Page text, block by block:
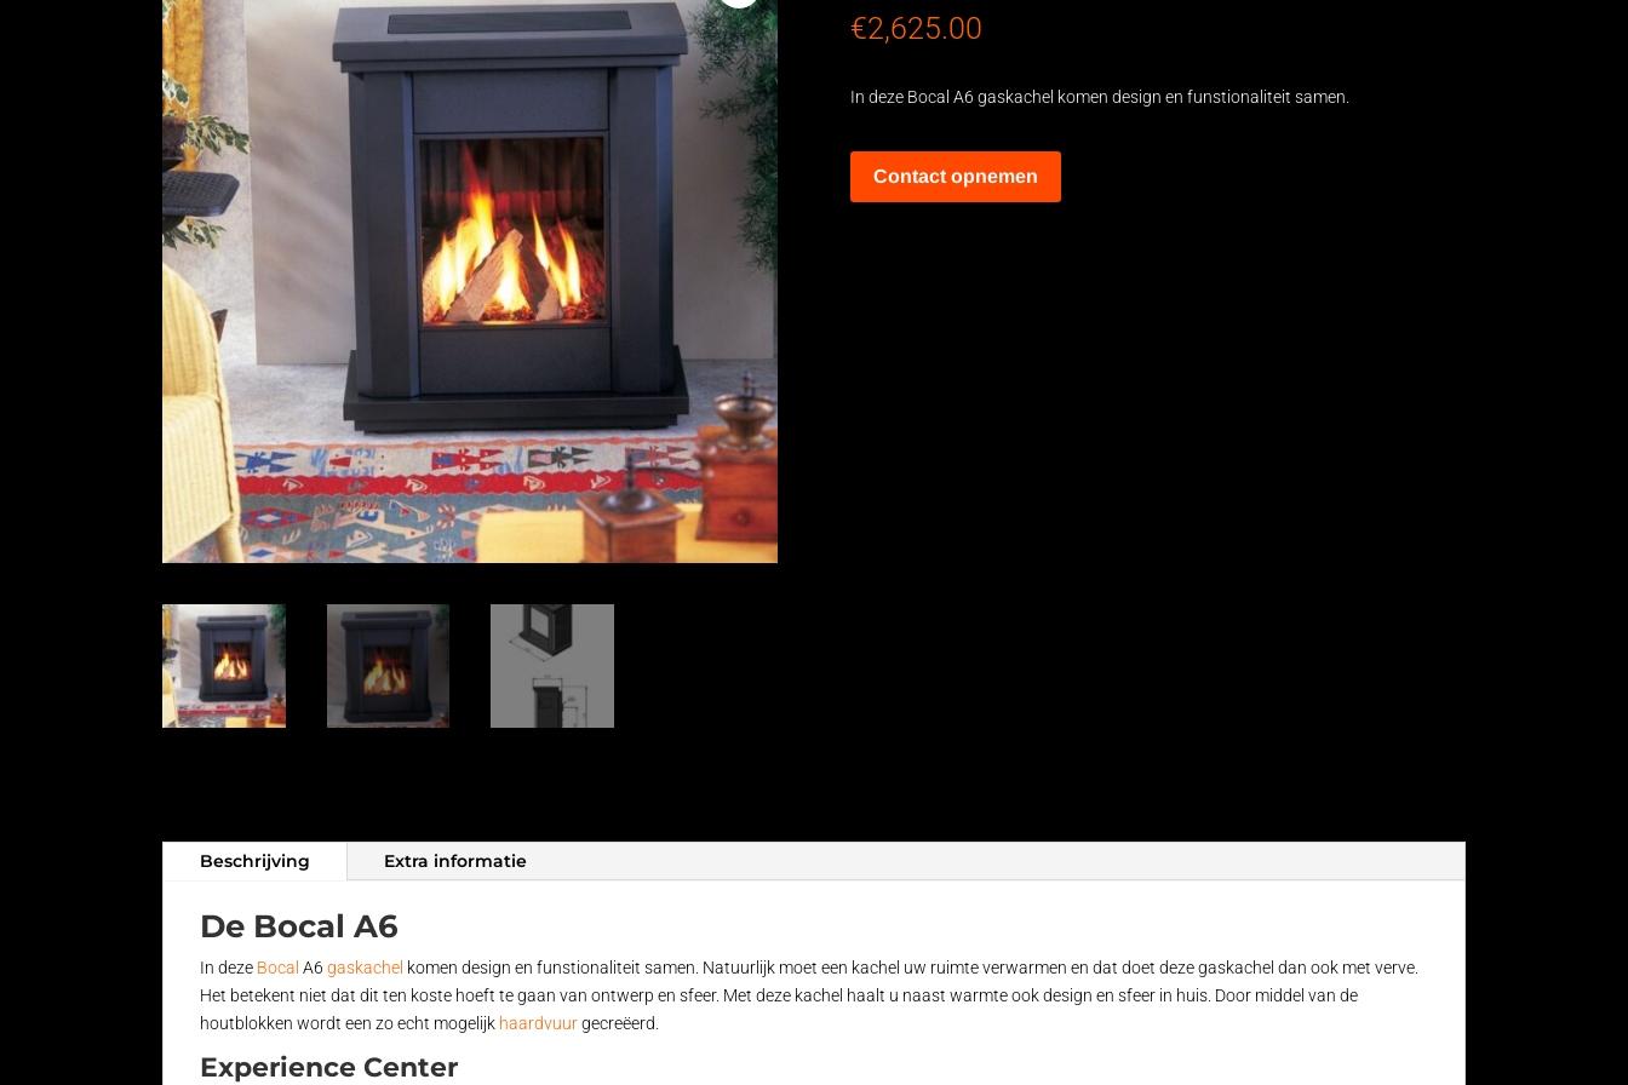
€2,625.00
In deze Bocal A6 gaskachel komen design en funstionaliteit samen.
Contact opnemen
Beschrijving Extra informatie
De Bocal A6
In deze Bocal A6gaskachel komen design en funstionaliteit samen. Natuurlijk moet een kachel uw ruimte verwarmen en dat doet deze gaskachel dan ook met verve.
Het betekent niet dat dit ten koste hoeft te gaan van ontwerp en sfeer. Met deze kachel haalt u naast warmte ook design en sfeer in huis. Door middel van de
houtblokken wordt een zo echt mogelijk haardvuurgecreëerd.
Experience Center